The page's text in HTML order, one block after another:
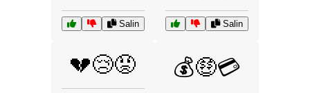
Salin Salin
💔😢😡 💰🤑💳